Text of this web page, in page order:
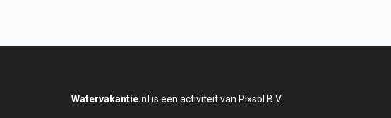
Watervakantie.nl is een activiteit van Pixsol B.V.